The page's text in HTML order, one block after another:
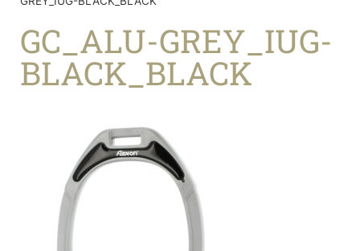
GC_ALU-GREY_IUG-
BLACK_BLACK